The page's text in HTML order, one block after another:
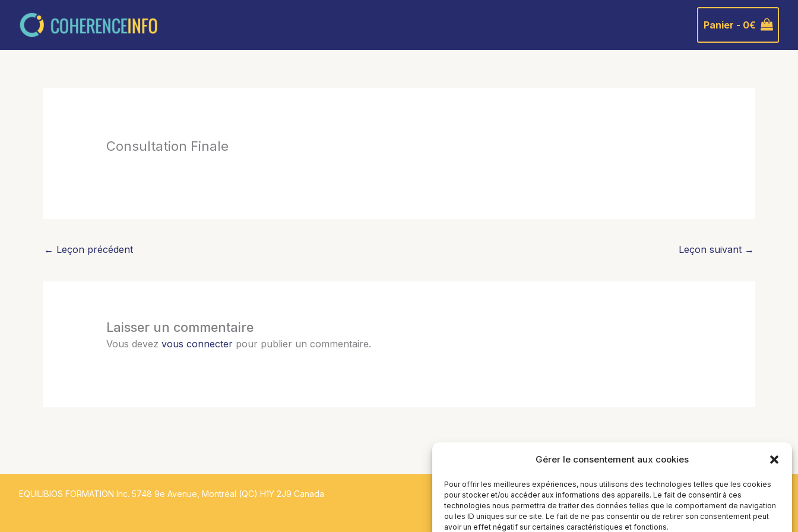
Gérer le consentement aux cookies
Pour offrir les meilleures expériences, nous utilisons des technologies telles que les cookies
pour stocker et/ou accéder aux informations des appareils. Le fait de consentir à ces
technologies nous permettra de traiter des données telles que le comportement de navigation
ou les ID uniques sur ce site. Le fait de ne pas consentir ou de retirer son consentement peut
avoir un effet négatif sur certaines caractéristiques et fonctions.
Panier - 0€
Consultation Finale
← Leçon précédent Leçon suivant →
Laisser un commentaire
Vous devez vous connecterpour publier un commentaire.
EQUILIBIOS FORMATION Inc. 5748 9e Avenue, Montréal (QC) H1Y 2J9 Canada